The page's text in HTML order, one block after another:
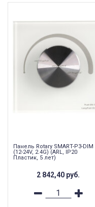
Панель Rotary SMART-P3-DIM
(12-24V, 2.4G) (ARL, IP20
Пластик, 5 лет)
2 842,40 руб.